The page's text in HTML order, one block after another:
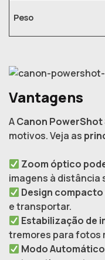
Peso
Vantagens
ACanon PowerShot
motivos. Veja as
Zoom óptico
imagens à distância
Design
e transportar.
Estabilização de
tremores para fotos
Modo